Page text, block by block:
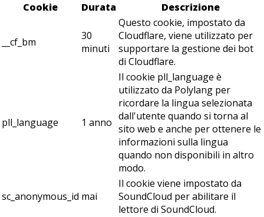
Cookie
Durata Descrizione
__cf_bm
30
minuti
Questo cookie, impostato da
Cloudflare, viene utilizzato per
supportare la gestione dei bot
di Cloudflare.
pll_language 1 anno
Il cookie pll_language è
utilizzato da Polylang per
ricordare la lingua selezionata
dall'utente quando si torna al
sito web e anche per ottenere le
informazioni sulla lingua
quando non disponibili in altro
modo.
sc_anonymous_id mai
Il cookie viene impostato da
SoundCloud per abilitare il
lettore di SoundCloud.